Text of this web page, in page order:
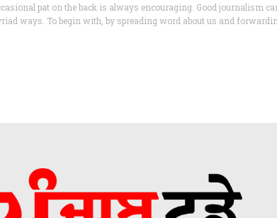
pat on the back is always encouraging. Good journalism
ways. To begin with, by spreading word about us and